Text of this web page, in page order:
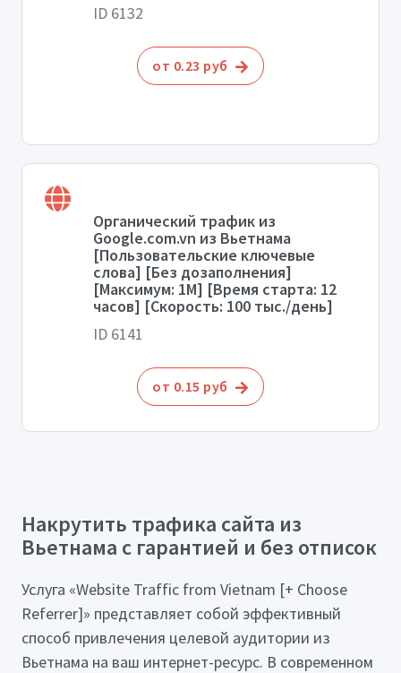
ID 6132
от 0.23 руб
Органический трафик из
Google.com.vn из Вьетнама
[Пользовательские ключевые
слова] [Без дозаполнения]
[Максимум: 1М] [Время старта: 12
часов] [Скорость: 100 тыс./день]
ID 6141
от 0.15 руб
Накрутить трафика сайта из
Вьетнама с гарантией и без отписок
Услуга «Website Traffic from Vietnam [+ Choose
Referrer]» представляет собой эффективный
способ привлечения целевой аудитории из
Вьетнама на ваш интернет-ресурс. В современном